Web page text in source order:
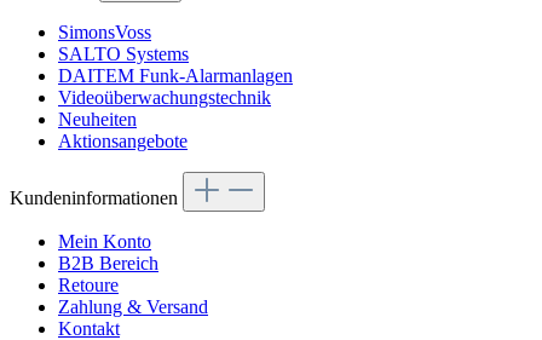
SimonsVoss
SALTO Systems
DAITEM Funk-Alarmanlagen
Videoüberwachungstechnik
Neuheiten
Aktionsangebote
Kundeninformationen
Mein Konto
B2B Bereich
Retoure
Zahlung & Versand
Kontakt